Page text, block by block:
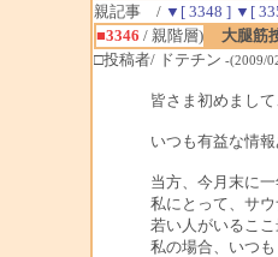
親記事 / ▼[ 3348 ] ▼[
■3346 / 親階層)
大腿筋
□投稿者/ ドテチン -(2009/
皆さま初めまして
いつも有益な情報
当方、今月末に
私にとって、サ
若い人がいるこ
私の場合、いつ